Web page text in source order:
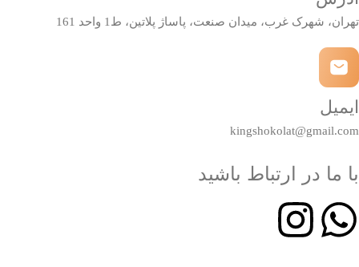
تهران، شهرک غرب، میدان صنعت، پاساژ پلاتین، ط1 واحد 161
ایمیل
kingshokolat@gmail.com
با ما در ارتباط باشید